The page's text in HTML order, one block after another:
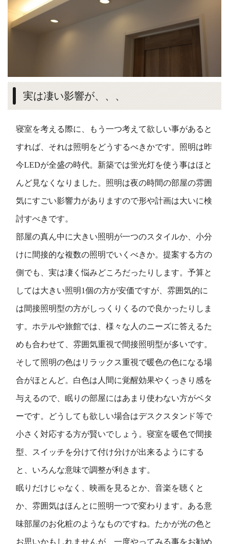
実は凄い影響が、、、
寝室を考える際に、もう一つ考えて欲しい事があると
すれば、それは照明をどうするべきかです。照明は昨
今LEDが全盛の時代。新築では蛍光灯を使う事はほと
んど見なくなりました。照明は夜の時間の部屋の雰囲
気にすごい影響力がありますので形や計画は大いに検
討すべきです。
部屋の真ん中に大きい照明が一つのスタイルか、小分
けに間接的な複数の照明でいくべきか。提案する方の
側でも、実は凄く悩みどころだったりします。予算と
しては大きい照明1個の方が安価ですが、雰囲気的に
は間接照明型の方がしっくりくるので良かったりしま
す。ホテルや旅館では、様々な人のニーズに答えるた
めも合わせて、雰囲気重視で間接照明型が多いです。
そして照明の色はリラックス重視で暖色の色になる場
合がほとんど。白色は人間に覚醒効果やくっきり感を
与えるので、眠りの部屋にはあまり使わない方がベタ
ーです。どうしても欲しい場合はデスクスタンド等で
小さく対応する方が賢いでしょう。寝室を暖色で間接
型、スイッチを分けて付け分けが出来るようにする
と、いろんな意味で調整が利きます。
眠りだけじゃなく、映画を見るとか、音楽を聴くと
か、雰囲気はほんとに照明一つで変わります。ある意
味部屋のお化粧のようなものですね。たかが光の色と
お思いかもしれませんが、一度やってみる事をお勧め